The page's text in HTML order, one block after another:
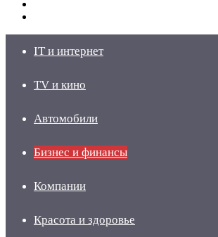
IT и интернет
TV и кино
Автомобили
Бизнес и финансы
Компании
Красота и здоровье